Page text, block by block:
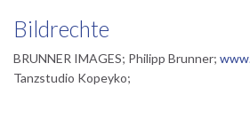
Bildrechte
BRUNNER IMAGES; Philipp Brunner;
Tanzstudio Kopeyko;